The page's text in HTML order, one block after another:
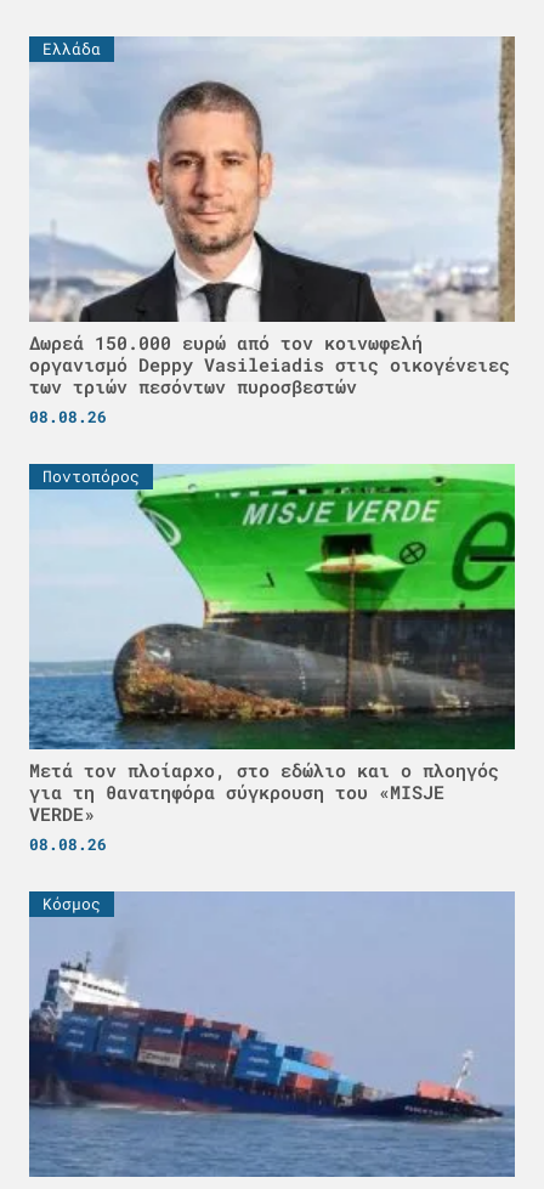
Ελλάδα
Δωρεά 150.000 ευρώ από τον κοινωφελή
οργανισμό Deppy Vasileiadis στις οικογένειες
των τριών πεσόντων πυροσβεστών
08.08.26
Ποντοπόρος
Μετά τον πλοίαρχο, στο εδώλιο και ο πλοηγός
για τη θανατηφόρα σύγκρουση του «MISJE
VERDE»
08.08.26
Κόσμος